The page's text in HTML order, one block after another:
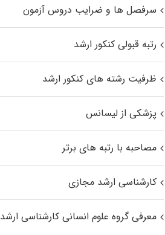
سرفصل ها و ضرایب دروس آزمون
رتبه قبولی کنکور ارشد
ظرفیت رشته های کنکور ارشد
پزشکی از لیسانس
مصاحبه با رتبه های برتر
کارشناسی ارشد مجازی
معرفی گروه علوم انسانی کارشناسی ارشد